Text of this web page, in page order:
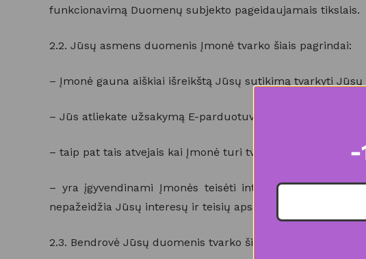
funkcionavimą Duomenų subjekto pageidaujamais tikslais.
2.2. Jūsų asmens duomenis Įmonė tvarko šiais pagrindai:
– Įmonė gauna aiškiai išreikštą Jūsų sutikimą tvarkyti
– Jūs atliekate užsakymą E-parduotuvėje, kuris yra
– taip pat tais atvejais kai Įmonė turi tvarkyti Jūsų
– yra įgyvendinami Įmonės teisėti interesai. Mes
nepažeidžia Jūsų interesų ir teisių apsaugos.
2.3. Bendrovė Jūsų duomenis tvarko šiais tikslais:
-